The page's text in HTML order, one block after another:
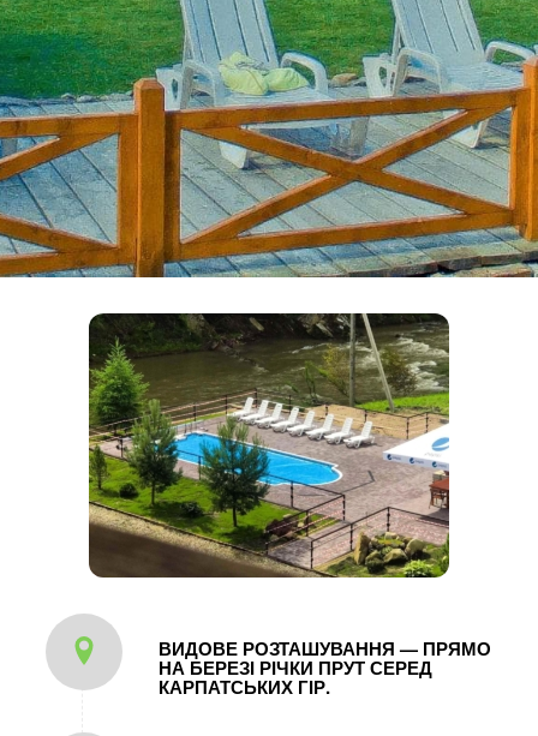
ВИДОВЕ РОЗТАШУВАННЯ — ПРЯМО
НА БЕРЕЗІ РІЧКИ ПРУТ СЕРЕД
КАРПАТ­СЬКИХ ГІР.